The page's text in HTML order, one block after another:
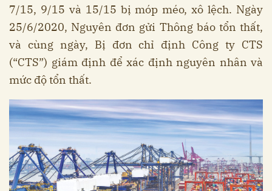
7/15, 9/15 và 15/15 bị móp méo, xô lệch. Ngày
25/6/2020, Nguyên đơn gửi Thông báo tổn thất,
và cùng ngày, Bị đơn chỉ định Công ty CTS
(“CTS”) giám định để xác định nguyên nhân và
mức độ tổn thất.